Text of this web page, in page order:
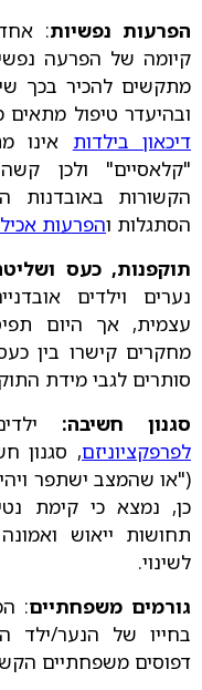
הפרעות נפשיות: אחד
קיומה של הפרעה
מתקשים להכיר בכך
ובהיעדר טיפול
דיכאון בילדות אינו
"קלאסיים" ולכן
הקשורות באובדנות
הסתגלות והפרעות
תוקפנות, כעס
נערים וילדים
עצמית, אך היום
מחקרים קישרו בין
סותרים לגבי מידת
סגנון חשיבה:
לפרפקציוניזם, סגנון
("או שהמצב ישתפר
כן, נמצא כי קימת
תחושות ייאוש
לשינוי.
גורמים משפחתיים:
בחייו של הנער/ילד
דפוסים משפחתיים